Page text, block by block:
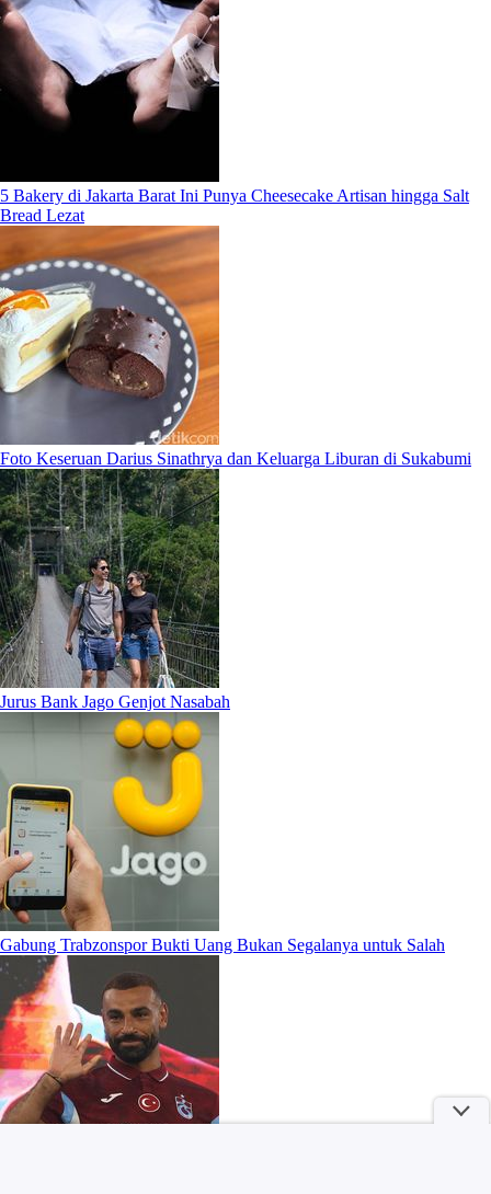
5 Bakery di Jakarta Barat Ini Punya Cheesecake Artisan hingga Salt
Bread Lezat
Foto Keseruan Darius Sinathrya dan Keluarga Liburan di Sukabumi
Jurus Bank Jago Genjot Nasabah
Gabung Trabzonspor Bukti Uang Bukan Segalanya untuk Salah